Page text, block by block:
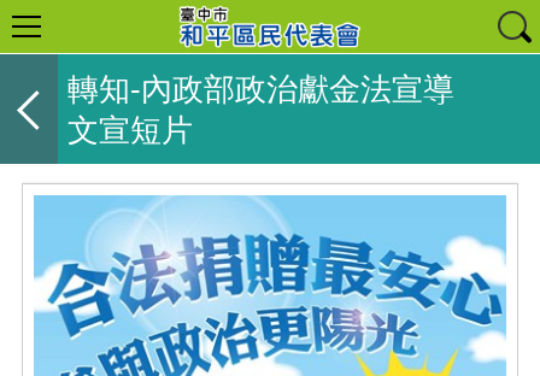
轉知-內政部政治獻金法宣導
文宣短片